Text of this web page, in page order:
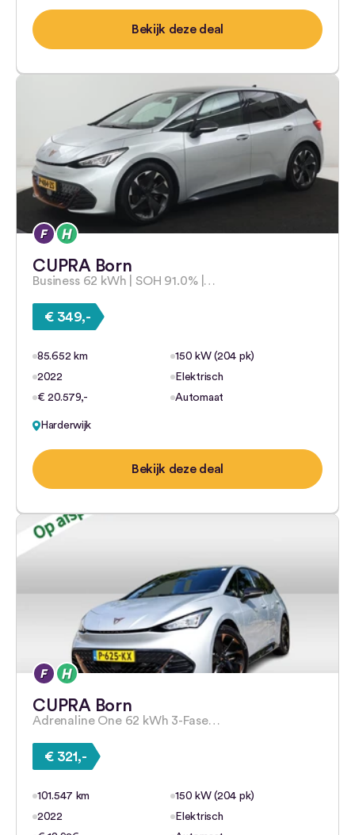
Bekijk deze deal
CUPRA Born
Business 62 kWh | SOH 91.0% |…
€ 349,-
85.652 km
150 kW (204 pk)
2022
Elektrisch
€ 20.579,-
Automaat
Harderwijk
Bekijk deze deal
CUPRA Born
Adrenaline One 62 kWh 3-Fase…
€ 321,-
101.547 km
150 kW (204 pk)
2022
Elektrisch